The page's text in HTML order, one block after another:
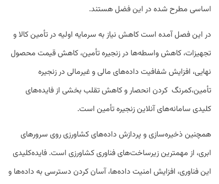
اساسی مطرح شده در این فضل هستند.
در این فصل آمده است کاهش نیاز به سرمایه اولیه در تأمین کالا و
تجهیزات، کاهش واسطه‌ها در زنجیره تأمین، کاهش قیمت محصول
نهایی، افزایش شفافیت داده‌های مالی و غیرمالی در زنجیره
تأمین،کمرنگ کردن انحصار و کاهش تقلب بخشی از فایده‌‌های
کلیدی سامانه‌های آنلاین زنجیره تأمین است.
همچنین ذخیره‌سازی و پردازش داده‌های کشاورزی روی سرورهای
ابری، از مهمترین زیرساخت‌های فناوری کشاورزی است. فایده‌کلیدی
این فناوری، افزایش امنیت داده‌ها، آسان کردن دسترسی به داده‌ها و